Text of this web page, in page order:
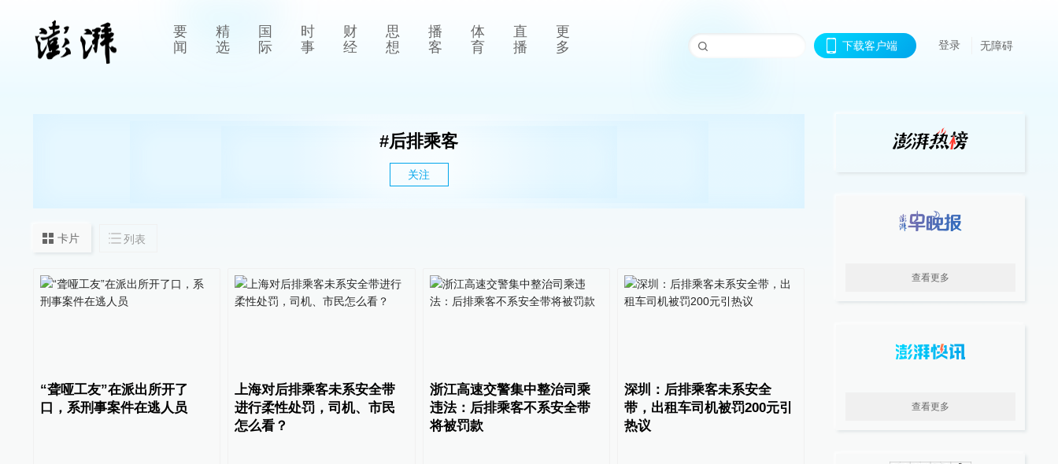
要
闻
精
选
国
际
时
事
财
经
思
想
播
客
体
育
直
播
更
多
下载客户端 登录 无障碍
#后排乘客
关注
卡片 列表
“聋哑工友”在派出所开了
口，系刑事案件在逃人员
上海对后排乘客未系安全带
进行柔性处罚，司机、市民
怎么看？
浙江高速交警集中整治司乘
违法：后排乘客不系安全带
将被罚款
深圳：后排乘客未系安全
带，出租车司机被罚200元引
热议
查看更多
查看更多